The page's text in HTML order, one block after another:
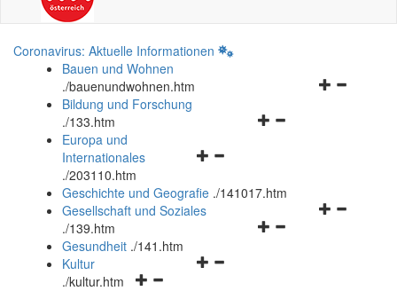
Coronavirus: Aktuelle Informationen
Bauen und Wohnen
./bauenundwohnen.htm
Navigationsmenü
Bildung und Forschung
./133.htm
Navigationsmenü
und
schließen
Europa und
Internationales
./203110.htm
Geschichte und Geografie ./141017.htm
Navigationsmenü
Gesellschaft und Soziales
./139.htm
Navigationsmenü
Gesundheit ./141.htm
Navigationsmenü
Kultur
./kultur.htm